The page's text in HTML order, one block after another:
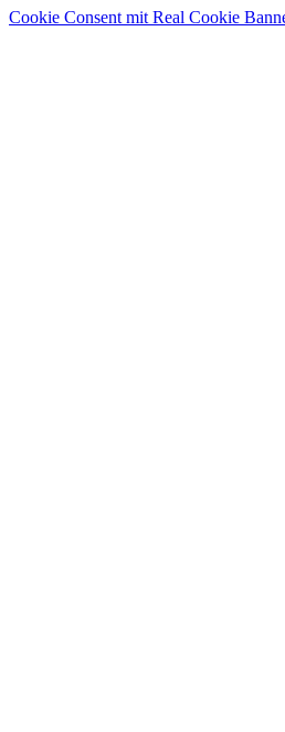
Cookie Consent mit Real Cookie